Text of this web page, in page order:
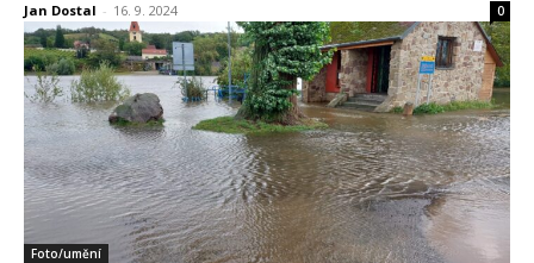
Jan Dostal - 16. 9. 2024 0
Foto/umění